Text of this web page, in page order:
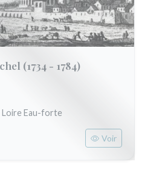
(1734 - 1784)
Loire Eau-forte
Voir